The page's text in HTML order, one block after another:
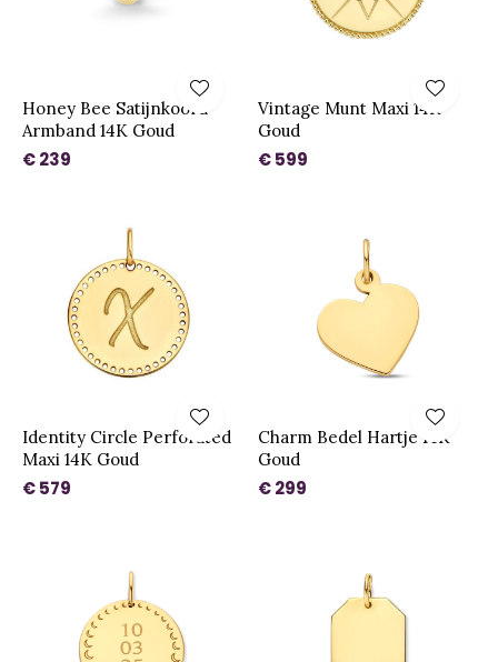
Honey Bee Satijnkoord
Armband 14K Goud
€ 239
Vintage Munt Maxi 14K
Goud
€ 599
Identity Circle Perforated
Maxi 14K Goud
€ 579
Charm Bedel Hartje 14K
Goud
€ 299